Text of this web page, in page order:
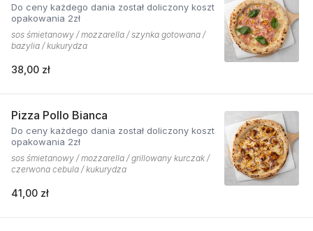
Do ceny każdego dania został doliczony koszt
opakowania 2zł
sos śmietanowy / mozzarella / szynka gotowana /
bazylia / kukurydza
38,00 zł
Pizza Pollo Bianca
Do ceny każdego dania został doliczony koszt
opakowania 2zł
sos śmietanowy / mozzarella / grillowany kurczak /
czerwona cebula / kukurydza
41,00 zł